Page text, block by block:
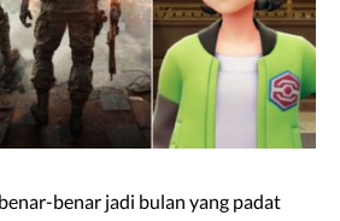
benar jadi bulan yang padat